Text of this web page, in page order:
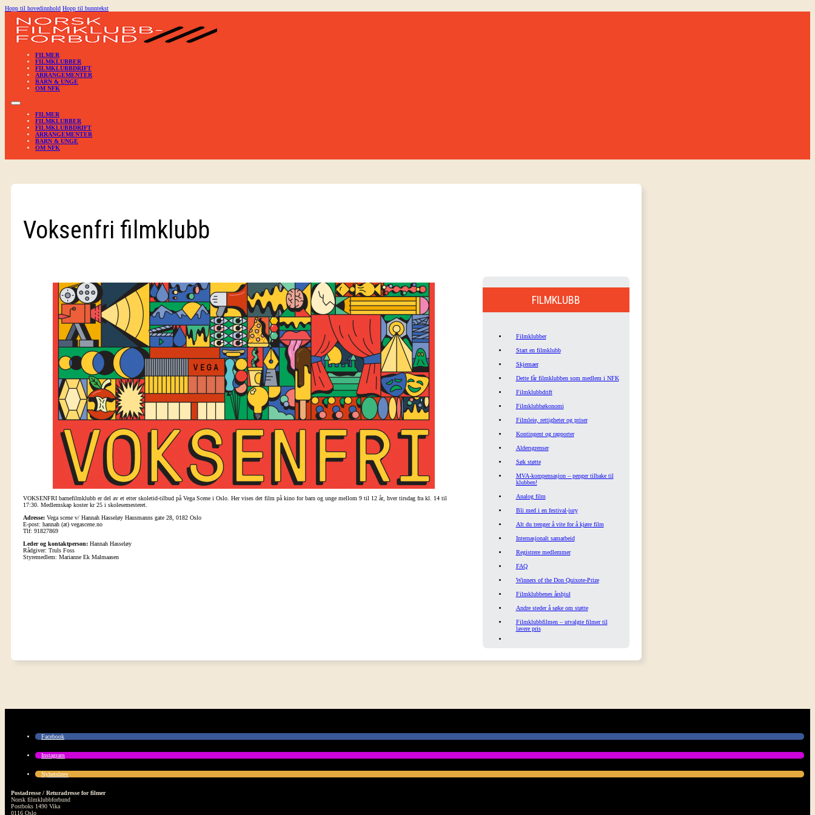
Hopp til hovedinnhold Hopp til bunntekst
FILMER
FILMKLUBBER
FILMKLUBBDRIFT
ARRANGEMENTER
BARN & UNGE
OM NFK
FILMER
FILMKLUBBER
FILMKLUBBDRIFT
ARRANGEMENTER
BARN & UNGE
OM NFK
Voksenfri filmklubb
VOKSENFRI barnefilmklubb er del av et etter skoletid-tilbud på Vega Scene i Oslo. Her vises det film på kino for barn og unge mellom 9 til 12 år, hver tirsdag fra kl. 14 til
17:30. Medlemskap koster kr 25 i skolesemesteret.
Adresse: Vega scene v/ Hannah Hasseløy Hausmanns gate 28, 0182 Oslo
E-post: hannah (at) vegascene.no
Tlf: 91827869
Leder og kontaktperson: Hannah Hasseløy
Rådgiver: Truls Foss
Styremedlem: Marianne Ek Malmaasen
FILMKLUBB
Filmklubber
Start en filmklubb
Skjemaer
Dette får filmklubben som medlem i NFK
Filmklubbdrift
Filmklubbøkonomi
Filmleie, rettigheter og priser
Kontingent og rapporter
Aldersgrenser
Søk støtte
MVA-kompensasjon – penger tilbake til
klubben!
Analog film
Bli med i en festival-jury
Alt du trenger å vite for å kjøre film
Internasjonalt samarbeid
Registrere medlemmer
FAQ
Winners of the Don Quixote-Prize
Filmklubbenes årshjul
Andre steder å søke om støtte
Filmklubbfilmen – utvalgte filmer til
lavere pris
Facebook
Instagram
Nyhetsbrev
Postadresse / Returadresse for filmer
Norsk filmklubbforbund
Postboks 1490 Vika
0116 Oslo